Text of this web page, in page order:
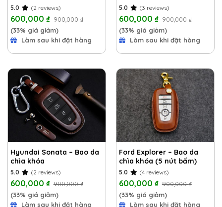
5.0 (2 reviews)
600,000 ₫ 900,000₫
(33% giá giảm)
Làm sau khi đặt hàng
5.0 (3 reviews)
600,000 ₫ 900,000₫
(33% giá giảm)
Làm sau khi đặt hàng
Hyundai Sonata – Bao da
chìa khóa
5.0 (2 reviews)
600,000 ₫ 900,000₫
(33% giá giảm)
Làm sau khi đặt hàng
Ford Explorer – Bao da
chìa khóa (5 nút bấm)
5.0 (4 reviews)
600,000 ₫ 900,000₫
(33% giá giảm)
Làm sau khi đặt hàng